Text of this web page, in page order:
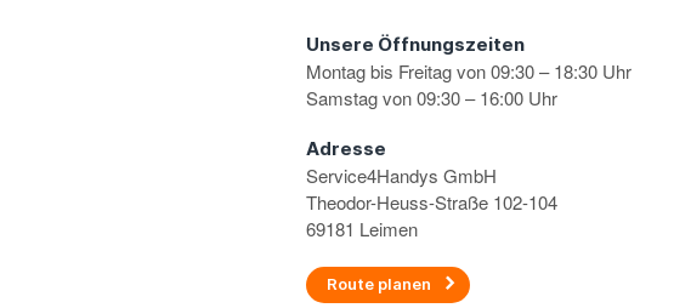
Unsere Öffnungszeiten
Montag bis Freitag von 09:30 – 18:30 Uhr
Samstag von 09:30 – 16:00 Uhr
Adresse
Service4Handys GmbH
Theodor-Heuss-Straße 102-104
69181 Leimen
Route planen